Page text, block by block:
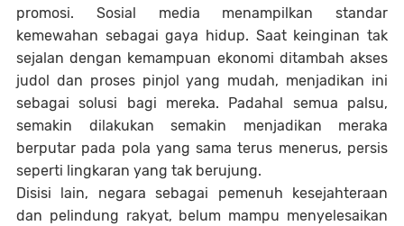
promosi. Sosial media menampilkan standar
kemewahan sebagai gaya hidup. Saat keinginan tak
sejalan dengan kemampuan ekonomi ditambah akses
judol dan proses pinjol yang mudah, menjadikan ini
sebagai solusi bagi mereka. Padahal semua palsu,
semakin dilakukan semakin menjadikan meraka
berputar pada pola yang sama terus menerus, persis
seperti lingkaran yang tak berujung.
Disisi lain, negara sebagai pemenuh kesejahteraan
dan pelindung rakyat, belum mampu menyelesaikan